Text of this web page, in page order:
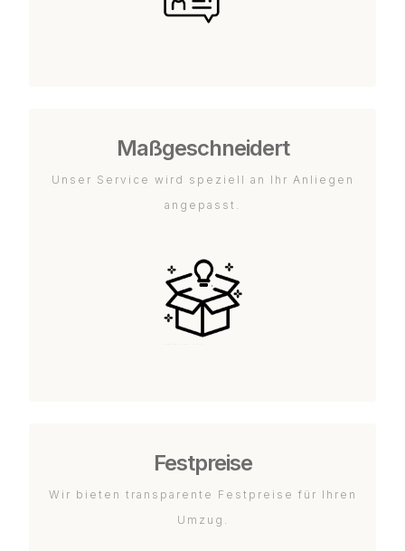
Maßgeschneidert
Unser Service wird speziell an Ihr Anliegen
angepasst.
Festpreise
Wir bieten transparente Festpreise für Ihren
Umzug.